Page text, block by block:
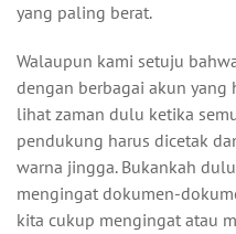
yang paling berat.
Walaupun kami setuju
dengan berbagai akun yang
lihat zaman dulu ketika
pendukung harus dicetak
warna jingga. Bukankah
mengingat dokumen-
kita cukup mengingat atau